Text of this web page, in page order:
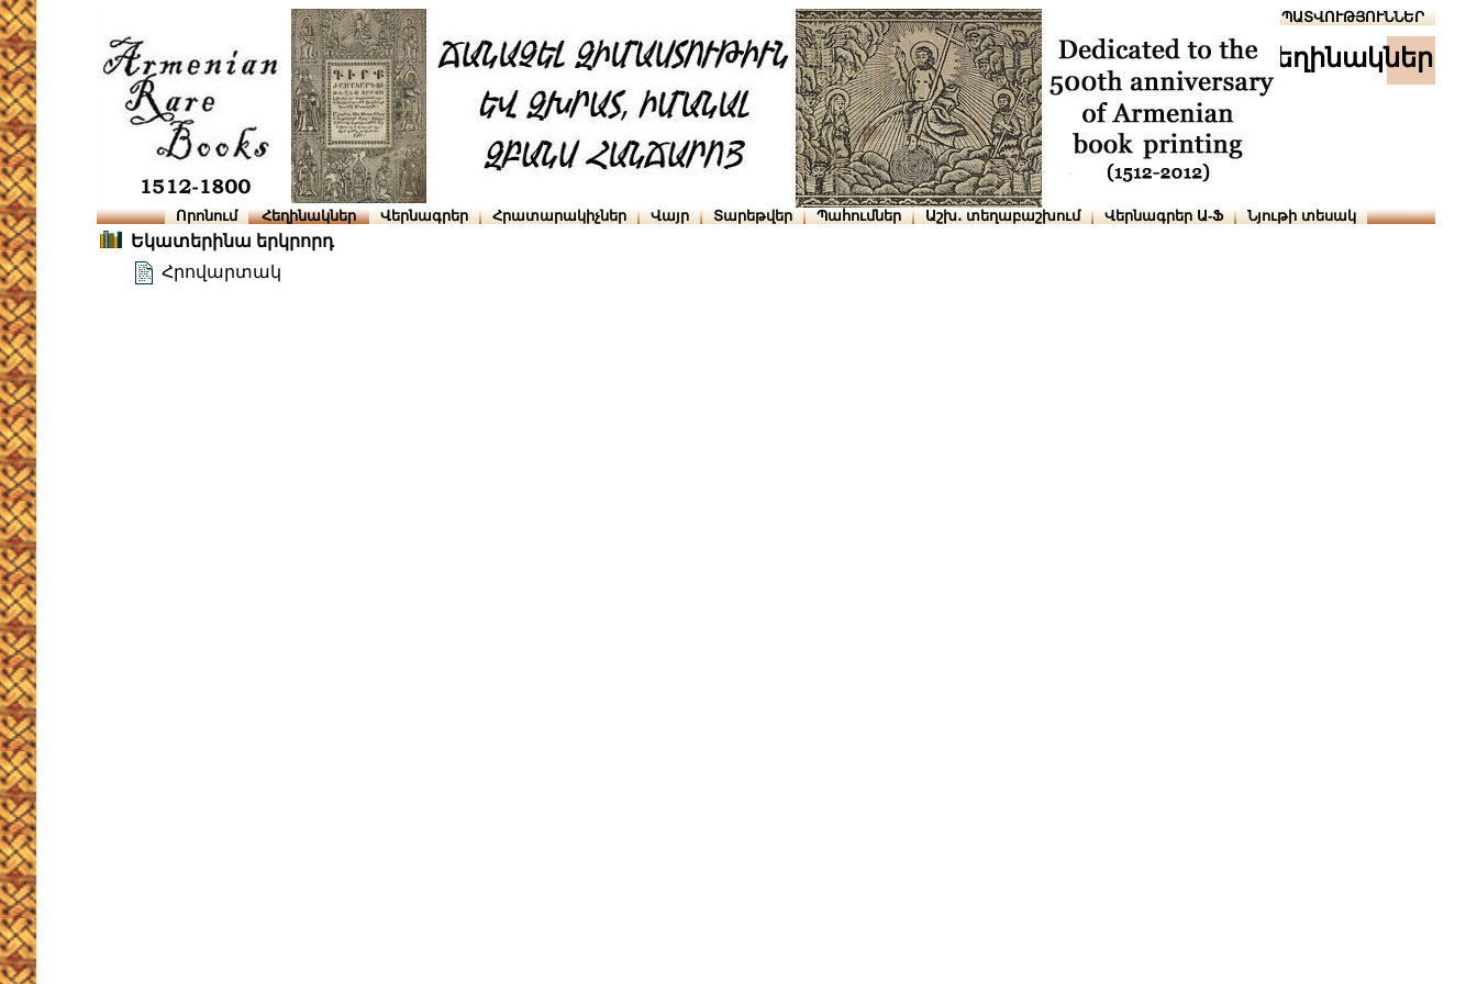
ՆԱԽԱՊԱՏՎՈՒԹՅՈՒՆՆԵՐ
հեղինակներ
Որոնում Հեղինակներ Վերնագրեր Հրատարակիչներ Վայր Տարեթվեր Պահումներ Աշխ․ տեղաբաշխում Վերնագրեր Ա-Ֆ Նյութի տեսակ
Եկատերինա երկրորդ
Հրովարտակ